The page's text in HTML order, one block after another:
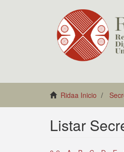
Ridaa Inicio
Listar